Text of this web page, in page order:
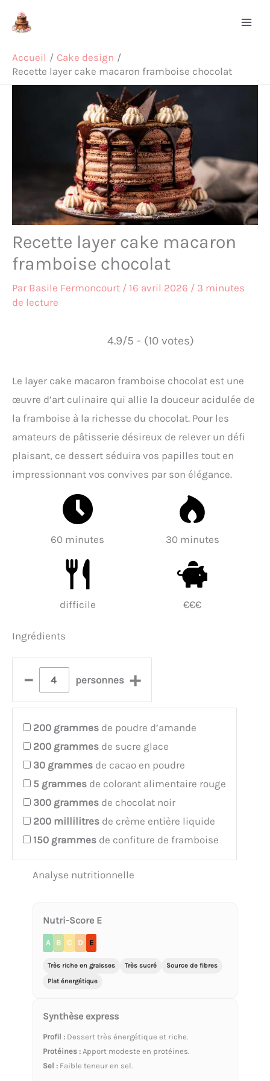
Accueil
Cake design
Recette layer cake macaron framboise chocolat
Recette layer cake macaron
framboise chocolat
Par Basile Fermoncourt / 16 avril 2026 / 3 minutes
de lecture
4.9/5 - (10 votes)
Le layer cake macaron framboise chocolat est une
œuvre d’art culinaire qui allie la douceur acidulée de
la framboise à la richesse du chocolat. Pour les
amateurs de pâtisserie désireux de relever un défi
plaisant, ce dessert séduira vos papilles tout en
impressionnant vos convives par son élégance.
60 minutes 30 minutes
difficile €€€
Ingrédients
– personnes +
200 grammes de poudre d’amande
200 grammes de sucre glace
30 grammes de cacao en poudre
5 grammes de colorant alimentaire rouge
300 grammes de chocolat noir
200 millilitres de crème entière liquide
150 grammes de confiture de framboise
Analyse nutritionnelle
Nutri-Score E
A B C D E
Très riche en graisses Très sucré
Source de fibres
Plat énergétique
Synthèse express
Profil : Dessert très énergétique et riche.
Protéines : Apport modeste en protéines.
Sel : Faible teneur en sel.
Rechercher